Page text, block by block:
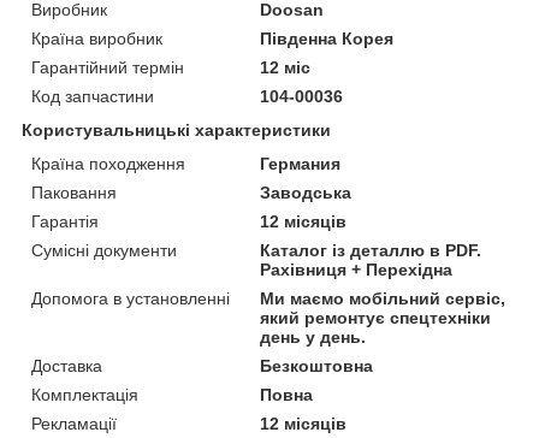
Виробник
Doosan
Країна виробник
Південна Корея
Гарантійний термін
12 міс
Код запчастини
104-00036
Користувальницькі характеристики
Країна походження
Германия
Паковання
Заводська
Гарантія
12 місяців
Сумісні документи
Каталог із деталлю в PDF.
Рахівниця + Перехідна
Допомога в установленні
Ми маємо мобільний сервіс,
який ремонтує спецтехніки
день у день.
Доставка
Безкоштовна
Комплектація
Повна
Рекламації
12 місяців